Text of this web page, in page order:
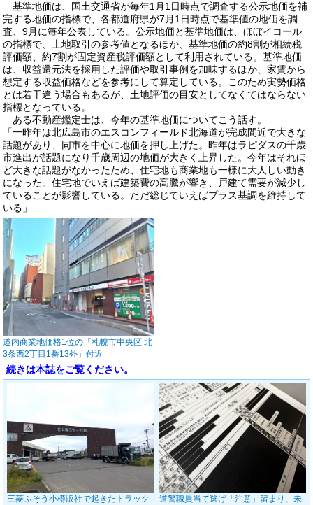
基準地価は、国土交通省が毎年1月1日時点で調査する公示地価を補
完する地価の指標で、各都道府県が7月1日時点で基準値の地価を調
査、9月に毎年公表している。公示地価と基準地価は、ほぼイコール
の指標で、土地取引の参考値となるほか、基準地価の約8割が相続税
評価額、約7割が固定資産税評価額として利用されている。基準地価
は、収益還元法を採用した評価や取引事例を加味するほか、家賃から
想定する収益価格などを参考にして算定している。このため実勢価格
とは若干違う場合もあるが、土地評価の目安としてなくてはならない
指標となっている。
ある不動産鑑定士は、今年の基準地価についてこう話す。
「一昨年は北広島市のエスコンフィールド北海道が完成間近で大きな
話題があり、同市を中心に地価を押し上げた。昨年はラピダスの千歳
市進出が話題になり千歳周辺の地価が大きく上昇した。今年はそれほ
ど大きな話題がなかったため、住宅地も商業地も一様に大人しい動き
になった。住宅地でいえば建築費の高騰が響き、戸建て需要が減少し
ていることが影響している。ただ総じていえばプラス基調を維持して
いる」
道内商業地価格1位の「札幌市中央区 北
3条西2丁目1番13外」付近
続きは本誌をご覧ください。
三菱ふそう小樽販社で起きたトラック
道警職員当て逃げ「注意」留まり、未